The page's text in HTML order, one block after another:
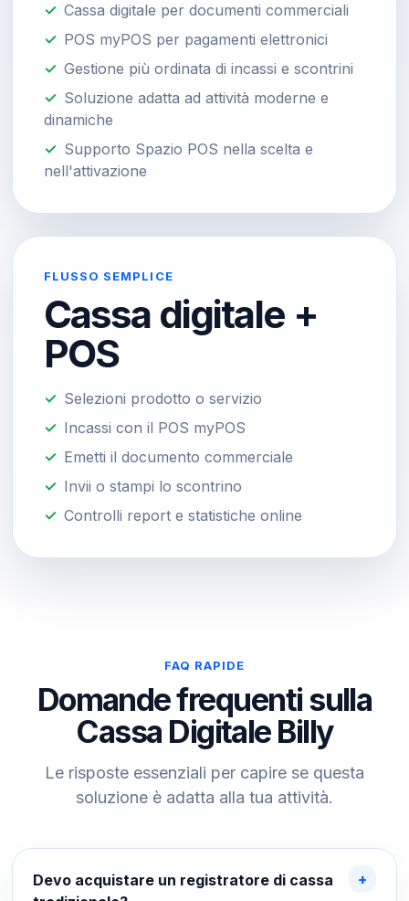
Cassa digitale per documenti commerciali
POS myPOS per pagamenti elettronici
Gestione più ordinata di incassi e scontrini
Soluzione adatta ad attività moderne e
dinamiche
Supporto Spazio POS nella scelta e
nell'attivazione
FLUSSO SEMPLICE
Cassa digitale +
POS
Selezioni prodotto o servizio
Incassi con il POS myPOS
Emetti il documento commerciale
Invii o stampi lo scontrino
Controlli report e statistiche online
FAQ RAPIDE
Domande frequenti sulla
Cassa Digitale Billy
Le risposte essenziali per capire se questa
soluzione è adatta alla tua attività.
Devo acquistare un registratore di cassa